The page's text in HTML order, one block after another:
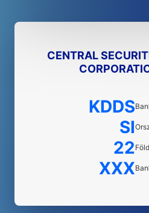
CENTRAL
KDDS
SI
22
XXX